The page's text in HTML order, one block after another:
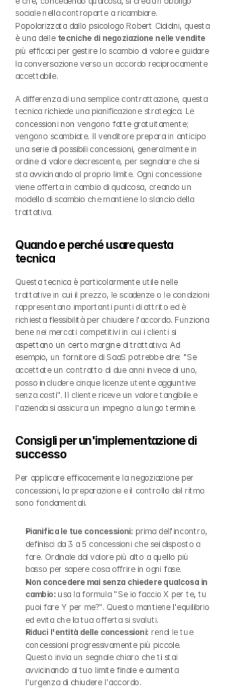
sociale nella controparte a ricambiare.
Popolarizzata dallo psicologo Robert Cialdini, questa
è una delle tecniche di negoziazione nelle vendite
più efficaci per gestire lo scambio di valore e guidare
la conversazione verso un accordo reciprocamente
accettabile.
A differenza di una semplice contrattazione, questa
tecnica richiede una pianificazione strategica. Le
concessioni non vengono fatte gratuitamente;
vengono scambiate. Il venditore prepara in anticipo
una serie di possibili concessioni, generalmente in
ordine di valore decrescente, per segnalare che si
sta avvicinando al proprio limite. Ogni concessione
viene offerta in cambio di qualcosa, creando un
modello di scambio che mantiene lo slancio della
trattativa.
Quando e perché usare questa
tecnica
Questa tecnica è particolarmente utile nelle
trattative in cui il prezzo, le scadenze o le condizioni
rappresentano importanti punti di attrito ed è
richiesta flessibilità per chiudere l'accordo. Funziona
bene nei mercati competitivi in cui i clienti si
aspettano un certo margine di trattativa. Ad
esempio, un fornitore di SaaS potrebbe dire: "Se
accettate un contratto di due anni invece di uno,
posso includere cinque licenze utente aggiuntive
senza costi". Il cliente riceve un valore tangibile e
l'azienda si assicura un impegno a lungo termine.
Consigli per un'implementazione di
successo
Per applicare efficacemente la negoziazione per
concessioni, la preparazione e il controllo del ritmo
sono fondamentali.
Pianifica le tue concessioni: prima dell'incontro,
definisci da 3 a 5 concessioni che sei disposto a
fare. Ordinale dal valore più alto a quello più
basso per sapere cosa offrire in ogni fase.
Non concedere mai senza chiedere qualcosa in
cambio: usa la formula "Se io faccio X per te, tu
puoi fare Y per me?". Questo mantiene l'equilibrio
ed evita che la tua offerta si svaluti.
Riduci l'entità delle concessioni: rendi le tue
concessioni progressivamente più piccole.
Questo invia un segnale chiaro che ti stai
avvicinando al tuo limite finale e aumenta
l'urgenza di chiudere l'accordo.